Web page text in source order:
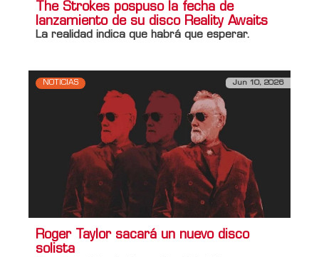
The Strokes pospuso la fecha de
lanzamiento de su disco Reality Awaits
La realidad indica que habrá que esperar.
NOTICIAS Jun 10, 2026
Roger Taylor sacará un nuevo disco
solista